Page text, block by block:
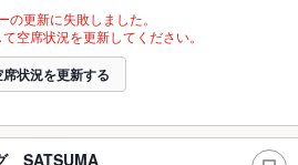
の更新に失敗しました。
空席状況を更新してください。
席状況を更新する
SATSUMA